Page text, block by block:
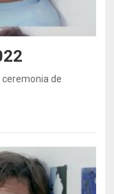
ceremonia de